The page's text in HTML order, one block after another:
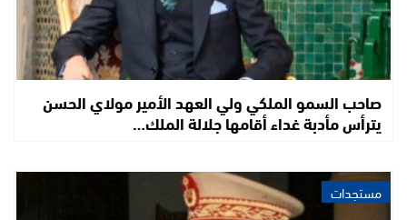
صاحب السمو الملكي ولي العهد الأمير مولاي الحسن
يترأس مأدبة غداء أقامها جلالة الملك…
مستجدات